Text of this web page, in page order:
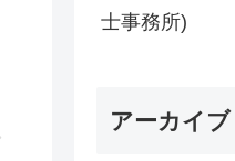
士事務所)
アーカイブ